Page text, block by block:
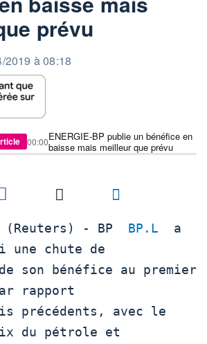
prévu
par
2019 à 08:18
ENERGIE-BP publie un bénéfice en
baisse mais meilleur que prévu
00:00
(Reuters) - BP
BP.L
  a
une chute de
son bénéfice au premier
rapport
précédents, avec le
du pétrole et